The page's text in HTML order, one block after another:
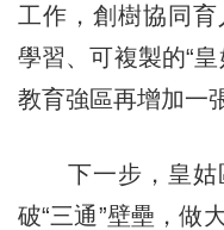
工作，創樹協同
學習、可複製的“
教育強區再增加一
下一步，皇姑
破“三通”壁壘，做